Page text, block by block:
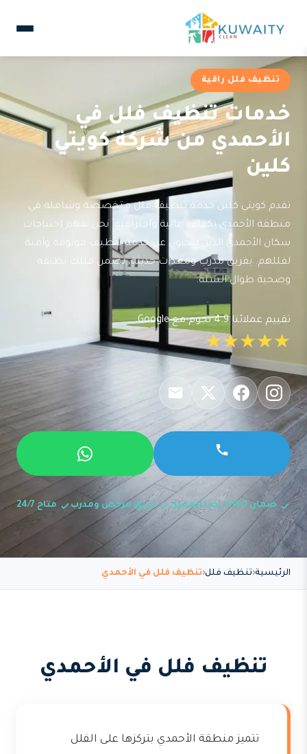
تنظيف فلل راقية
خدمات تنظيف فلل في
الأحمدي من شركة كويتي
كلين
تقدم كويتي كلين خدمة تنظيف فلل متخصصة وشاملة في
منطقة الأحمدي بكفاءة عالية واحترافية. نحن نفهم احتياجات
سكان الأحمدي الذين يبحثون عن خدمة تنظيف موثوقة وآمنة
لفللهم. بفريق مدرب ومعدات حديثة، نضمن فللك نظيفة
وصحية طوال السنة.
تقييم عملائنا 4.9 نجوم مع Google
★★★★★
ضمان 100% رضا العميل فريق مرخص ومدرب متاح 24/7
الرئيسية تنظيف فلل تنظيف فلل في الأحمدي
تنظيف فلل في الأحمدي
تتميز منطقة الأحمدي بتركزها على الفلل